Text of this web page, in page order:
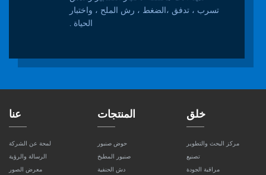
تسرب ، تدفق ،الضغط ، رش الملح ، واختبار
الحياة .
عنا
لمحة عن الشركة
الرسالة والرؤية
معرض الصور
المنتجات
حوض صنبور
صنبور المطبخ
دش الحنفية
خلق
مركز البحث والتطوير
تصنيع
مراقبة الجودة